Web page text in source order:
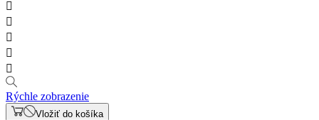





Rýchle zobrazenie
Vložiť do košíka